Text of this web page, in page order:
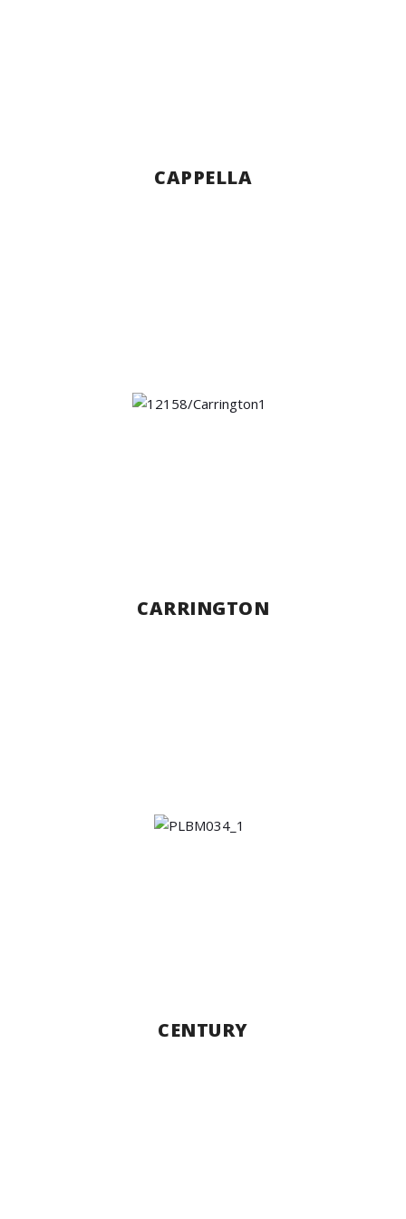
CAPPELLA
CARRINGTON
CENTURY